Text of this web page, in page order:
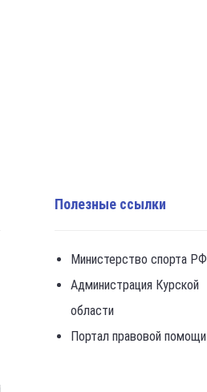
Полезные ссылки
Министерство спорта РФ
Администрация Курской
области
Портал правовой помощи